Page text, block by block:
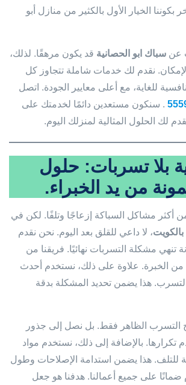
بكوننا الخيار الأول بالكثير من منازل أبو
عن سباك ابو الحصانية قد يكون مرهقًا. لذلك،
نقدم لك خدمات شاملة تتجاوز كل
للغاية، مع أعلى معايير الجودة. اتصل
. سنكون مستعدين دائمًا لخدمتك على
لك الحلول المثالية لمنزلك اليوم.
بلا تسربات: حلول
من يد الخبراء.
أكثر مشاكل السباكة إزعاجًا وتلفًا. لكن في
، لا داعي للقلق بعد اليوم. نحن نقدم
مشكلة التسربات نهائيًا. فريقنا من
من الخبرة. علاوة على ذلك، نستخدم أحدث
هذا يضمن تحديد المشكلة بدقة
التسرب الظاهر فقط. بل نصل إلى جذور
تكرارها. بالإضافة إلى ذلك، نستخدم مواد
للتلف. هذا يضمن استدامة الإصلاحات وطول
ضمانًا على جميع أعمالنا. هدفنا هو جعل